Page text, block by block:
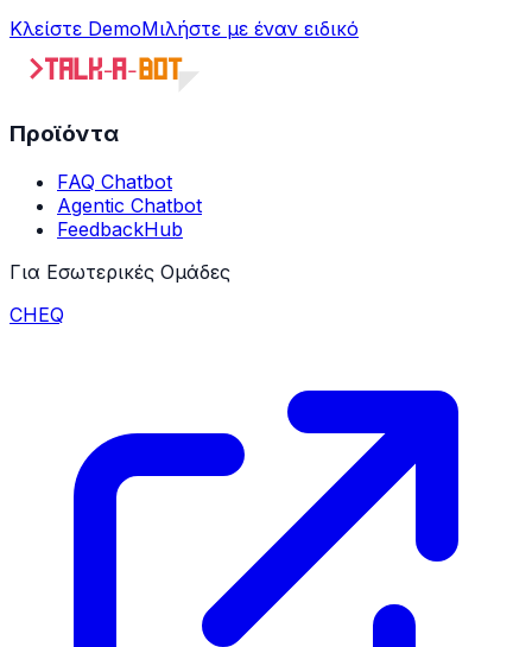
Κλείστε DemoΜιλήστε με έναν ειδικό
Προϊόντα
FAQ Chatbot
Agentic Chatbot
FeedbackHub
Για Εσωτερικές Ομάδες
CHEQ